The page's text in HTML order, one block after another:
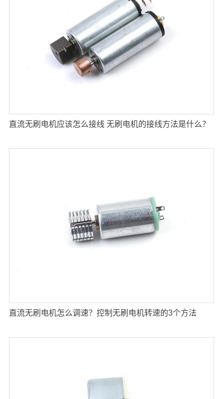
直流无刷电机应该怎么接线 无刷电机的接线方法是什么？
直流无刷电机怎么调速？控制无刷电机转速的3个方法